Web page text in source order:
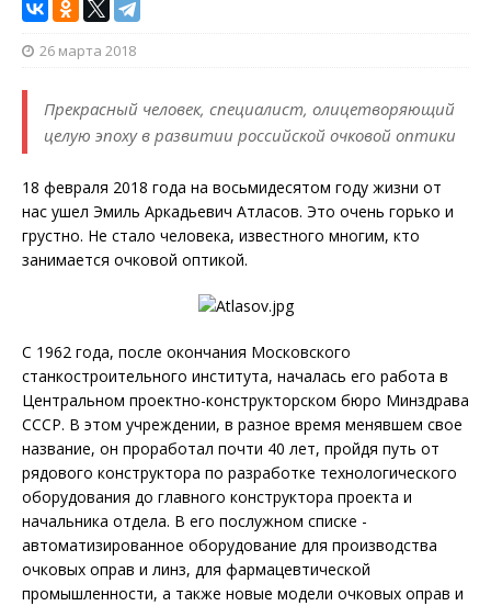
26 марта 2018
Прекрасный человек, специалист, олицетворяющий
целую эпоху в развитии российской очковой оптики
18 февраля 2018 года на восьмидесятом году жизни от
нас ушел Эмиль Аркадьевич Атласов. Это очень горько и
грустно. Не стало человека, известного многим, кто
занимается очковой оптикой.
C 1962 года, после окончания Московского
станкостроительного института, началась его работа в
Центральном проектно-конструкторском бюро Минздрава
СССР. В этом учреждении, в разное время менявшем свое
название, он проработал почти 40 лет, пройдя путь от
рядового конструктора по разработке технологического
оборудования до главного конструктора проекта и
начальника отдела. В его послужном списке -
автоматизированное оборудование для производства
очковых оправ и линз, для фармацевтической
промышленности, а также новые модели очковых оправ и